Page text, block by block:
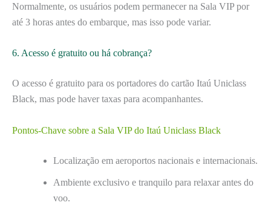
Normalmente, os usuários podem permanecer na Sala VIP por
até 3 horas antes do embarque, mas isso pode variar.
6. Acesso é gratuito ou há cobrança?
O acesso é gratuito para os portadores do cartão Itaú Uniclass
Black, mas pode haver taxas para acompanhantes.
Pontos-Chave sobre a Sala VIP do Itaú Uniclass Black
Localização em aeroportos nacionais e internacionais.
Ambiente exclusivo e tranquilo para relaxar antes do
voo.